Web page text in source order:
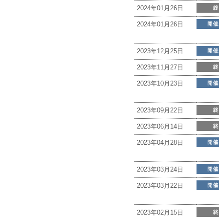
2024年01月26日
2024年01月26日
2023年12月25日
2023年11月27日
2023年10月23日
2023年09月22日
2023年06月14日
2023年04月28日
2023年03月24日
2023年03月22日
2023年02月15日